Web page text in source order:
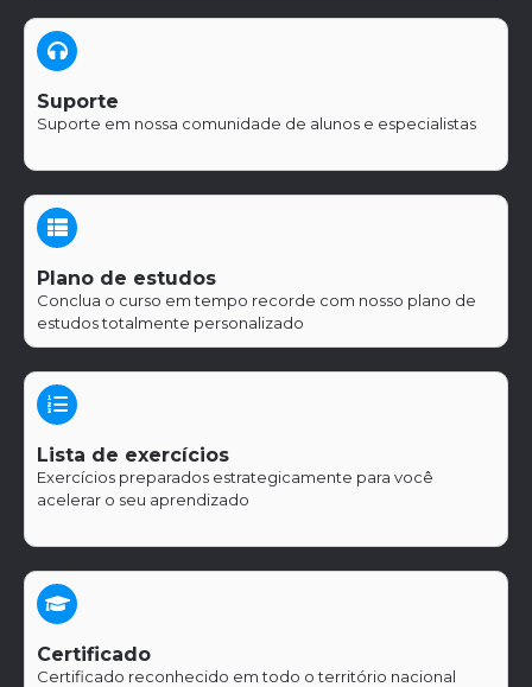
Suporte
Suporte em nossa comunidade de alunos e especialistas
Plano de estudos
Conclua o curso em tempo recorde com nosso plano de
estudos totalmente personalizado
Lista de exercícios
Exercícios preparados estrategicamente para você
acelerar o seu aprendizado
Certificado
Certificado reconhecido em todo o território nacional